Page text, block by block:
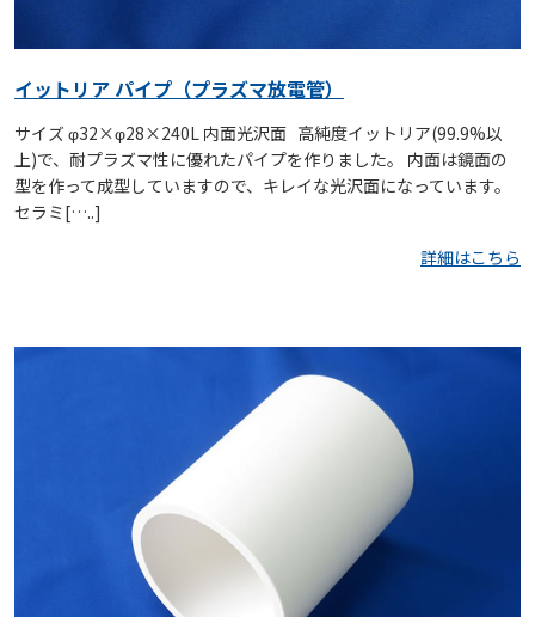
イットリア パイプ（プラズマ放電管）
サイズ φ32×φ28×240L 内面光沢面 高純度イットリア(99.9%以
上)で、耐プラズマ性に優れたパイプを作りました。 内面は鏡面の
型を作って成型していますので、キレイな光沢面になっています。
セラミ[…..]
詳細はこちら